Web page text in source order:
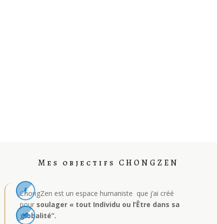
Mes objectifs CHONGZEN
ChongZen est un espace humaniste que j’ai créé
pour soulager « tout Individu ou l’Être dans sa
globalité”.